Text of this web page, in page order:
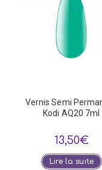
Vernis Semi
Kodi AQ20 7ml
13,50€
Lire la suite